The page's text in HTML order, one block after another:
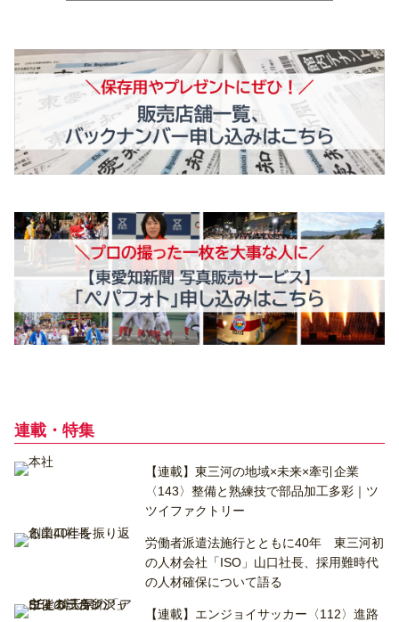
連載・特集
【連載】東三河の地域×未来×牽引企業
〈143〉整備と熟練技で部品加工多彩｜ツ
ツイファクトリー
労働者派遣法施行とともに40年 東三河初
の人材会社「ISO」山口社長、採用難時代
の人材確保について語る
【連載】エンジョイサッカー〈112〉進路